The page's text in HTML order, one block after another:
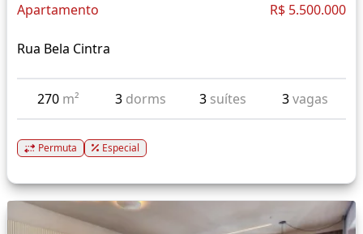
Apartamento R$ 5.500.000
Rua Bela Cintra
270 m² 3 dorms 3 suítes 3vagas
Permuta Especial